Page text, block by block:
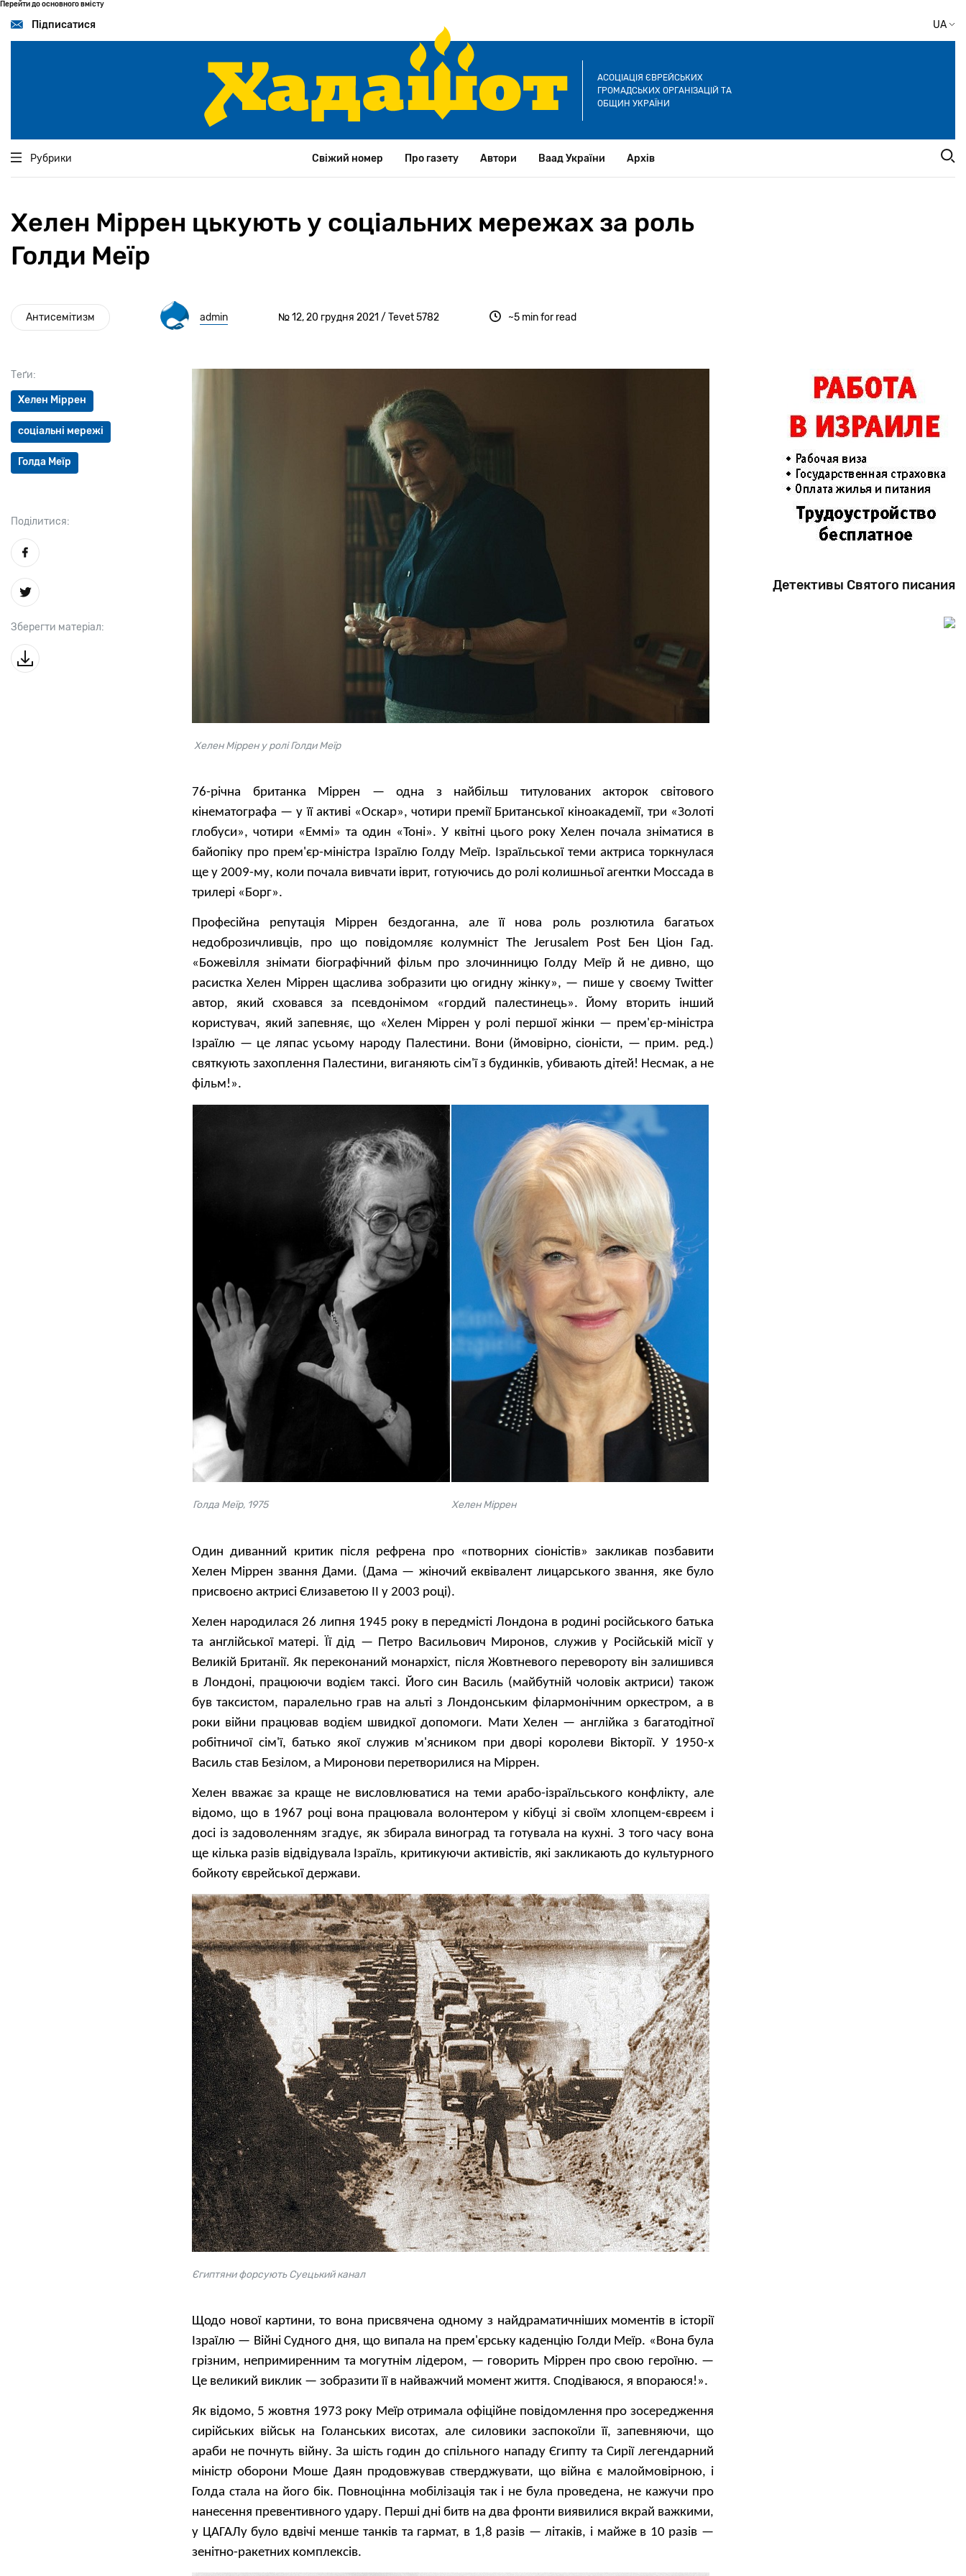
Перейти до основного вмісту
Підписатися UA
АСОЦІАЦІЯ ЄВРЕЙСЬКИХ
ГРОМАДСЬКИХ ОРГАНІЗАЦІЙ ТА
ОБЩИН УКРАЇНИ
Рубрики Свіжий номер Про газету Автори Ваад України Архів
Хелен Міррен цькують у соціальних мережах за роль
Голди Меїр
Антисемітизм admin № 12, 20 грудня 2021 / Tevet 5782 ~5 min for read
Теґи:
Хелен Міррен
соціальні мережі
Голда Меїр
Поділитися:
Зберегти матеріал:
Хелен Міррен у ролі Голди Меїр
76-річна британка Міррен — одна з найбільш титулованих акторок світового
кінематографа — у її активі «Оскар», чотири премії Британської кіноакадемії, три «Золоті
глобуси», чотири «Еммі» та один «Тоні». У квітні цього року Хелен почала зніматися в
байопіку про прем'єр-міністра Ізраїлю Голду Меїр. Ізраїльської теми актриса торкнулася
ще у 2009-му, коли почала вивчати іврит, готуючись до ролі колишньої агентки Моссада в
трилері «Борг».
Професійна репутація Міррен бездоганна, але її нова роль розлютила багатьох
недоброзичливців, про що повідомляє колумніст The Jerusalem Post Бен Ціон Гад.
«Божевілля знімати біографічний фільм про злочинницю Голду Меїр й не дивно, що
расистка Хелен Міррен щаслива зобразити цю огидну жінку», — пише у своєму Twitter
автор, який сховався за псевдонімом «гордий палестинець». Йому вторить інший
користувач, який запевняє, що «Хелен Міррен у ролі першої жінки — прем'єр-міністра
Ізраїлю — це ляпас усьому народу Палестини. Вони (ймовірно, сіоністи, — прим. ред.)
святкують захоплення Палестини, виганяють сім'ї з будинків, убивають дітей! Несмак, а не
фільм!».
Голда Меїр, 1975 Хелен Міррен
Один диванний критик після рефрена про «потворних сіоністів» закликав позбавити
Хелен Міррен звання Дами. (Дама — жіночий еквівалент лицарського звання, яке було
присвоєно актрисі Єлизаветою II у 2003 році).
Хелен народилася 26 липня 1945 року в передмісті Лондона в родині російського батька
та англійської матері. Її дід — Петро Васильович Миронов, служив у Російській місії у
Великій Британії. Як переконаний монархіст, після Жовтневого перевороту він залишився
в Лондоні, працюючи водієм таксі. Його син Василь (майбутній чоловік актриси) також
був таксистом, паралельно грав на альті з Лондонським філармонічним оркестром, а в
роки війни працював водієм швидкої допомоги. Мати Хелен — англійка з багатодітної
робітничої сім'ї, батько якої служив м'ясником при дворі королеви Вікторії. У 1950-х
Василь став Безілом, а Миронови перетворилися на Міррен.
Хелен вважає за краще не висловлюватися на теми арабо-ізраїльського конфлікту, але
відомо, що в 1967 році вона працювала волонтером у кібуці зі своїм хлопцем-євреєм і
досі із задоволенням згадує, як збирала виноград та готувала на кухні. З того часу вона
ще кілька разів відвідувала Ізраїль, критикуючи активістів, які закликають до культурного
бойкоту єврейської держави.
Єгиптяни форсують Суецький канал
Щодо нової картини, то вона присвячена одному з найдраматичніших моментів в історії
Ізраїлю — Війні Судного дня, що випала на прем'єрську каденцію Голди Меїр. «Вона була
грізним, непримиренним та могутнім лідером, — говорить Міррен про свою героїню. —
Це великий виклик — зобразити її в найважчий момент життя. Сподіваюся, я впораюся!».
Як відомо, 5 жовтня 1973 року Меїр отримала офіційне повідомлення про зосередження
сирійських військ на Голанських висотах, але силовики заспокоїли її, запевняючи, що
араби не почнуть війну. За шість годин до спільного нападу Єгипту та Сирії легендарний
міністр оборони Моше Даян продовжував стверджувати, що війна є малоймовірною, і
Голда стала на його бік. Повноцінна мобілізація так і не була проведена, не кажучи про
нанесення превентивного удару. Перші дні битв на два фронти виявилися вкрай важкими,
у ЦАГАЛу було вдвічі менше танків та гармат, в 1,8 разів — літаків, і майже в 10 разів —
зенітно-ракетних комплексів.
Детективы Святого писания